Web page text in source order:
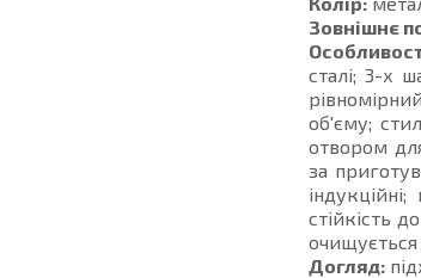
Зовнішнє
сталі; 3-х
об'єму;
отвором
за
стійкість
очищується
Догляд: